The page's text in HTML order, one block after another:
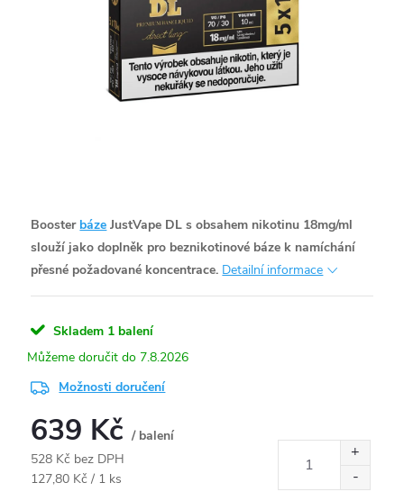
Booster báze JustVape DL s obsahem nikotinu 18mg/ml
slouží jako doplněk pro beznikotinové báze k namíchání
přesné požadované koncentrace. Detailní informace
Skladem 1 balení
7.8.2026
Možnosti doručení
639 Kč/ balení
528 Kč bez DPH
Měrná
127,80 Kč / 1 ks